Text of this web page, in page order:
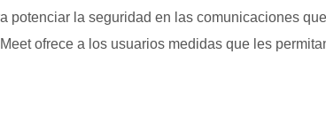
la seguridad en las comunicaciones
ofrece a los usuarios medidas que les